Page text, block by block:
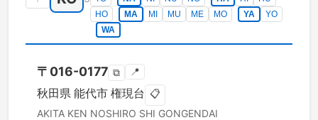
HO
MA MI MU ME MO YA
YO
WA
〒 016-0177 ⧉ 📍
秋田県 能代市 権現台 📋
AKITA KEN NOSHIRO SHI GONGENDAI